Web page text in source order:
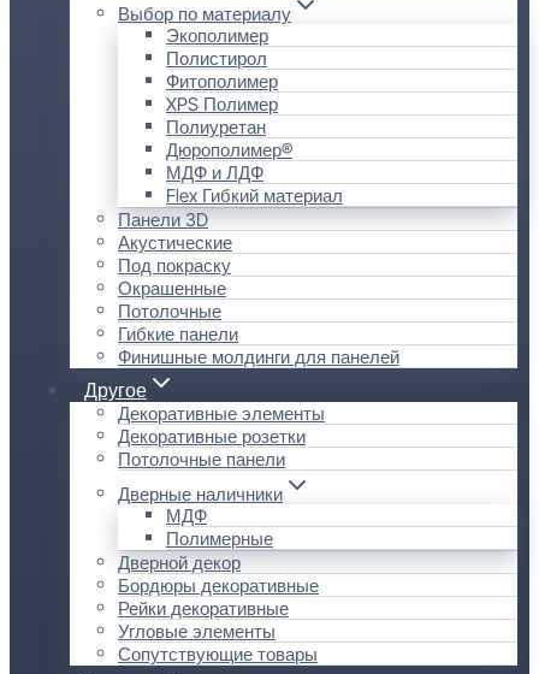
Выбор по материалу
Экополимер
Полистирол
Фитополимер
XPS Полимер
Полиуретан
Дюрополимер®
МДФ и ЛДФ
Flex Гибкий материал
Панели 3D
Акустические
Под покраску
Окрашенные
Потолочные
Гибкие панели
Финишные молдинги для панелей
Другое
Декоративные элементы
Декоративные розетки
Потолочные панели
Дверные наличники
МДФ
Полимерные
Дверной декор
Бордюры декоративные
Рейки декоративные
Угловые элементы
Сопутствующие товары